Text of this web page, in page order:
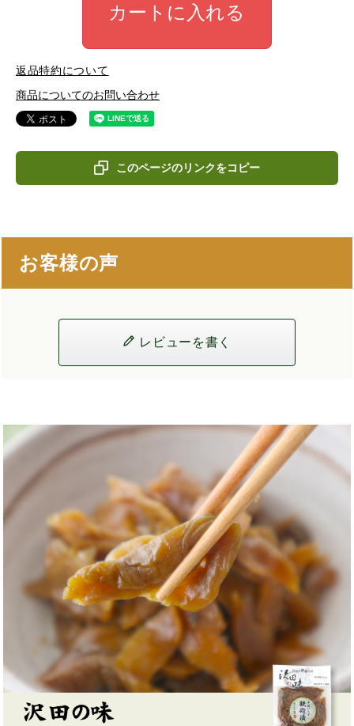
カートに入れる
返品特約について
商品についてのお問い合わせ
このページのリンクをコピー
お客様の声
レビューを書く